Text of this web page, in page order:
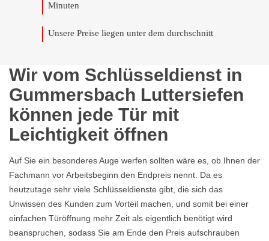
Minuten
Unsere Preise liegen unter dem durchschnitt
Wir vom Schlüsseldienst in
Gummersbach Luttersiefen
können jede Tür mit
Leichtigkeit öffnen
Auf Sie ein besonderes Auge werfen sollten wäre es, ob Ihnen der
Fachmann vor Arbeitsbeginn den Endpreis nennt. Da es
heutzutage sehr viele Schlüsseldienste gibt, die sich das
Unwissen des Kunden zum Vorteil machen, und somit bei einer
einfachen Türöffnung mehr Zeit als eigentlich benötigt wird
beanspruchen, sodass Sie am Ende den Preis aufschrauben